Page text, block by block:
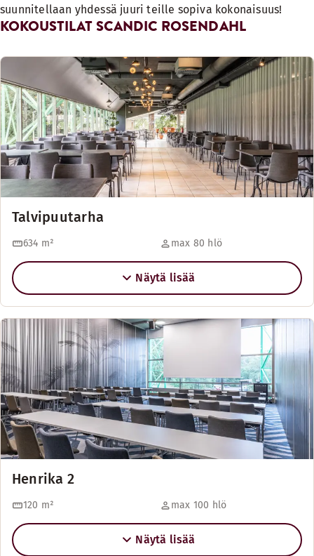
suunnitellaan yhdessä juuri teille sopiva kokonaisuus!
KOKOUSTILAT SCANDIC ROSENDAHL
Talvipuutarha
634 m² max 80 hlö
Näytä lisää
Henrika 2
120 m² max 100 hlö
Näytä lisää